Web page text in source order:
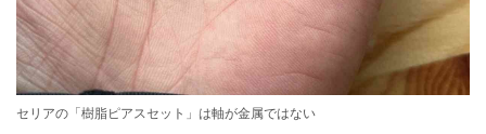
セリアの「樹脂ピアスセット」は軸が金属ではない